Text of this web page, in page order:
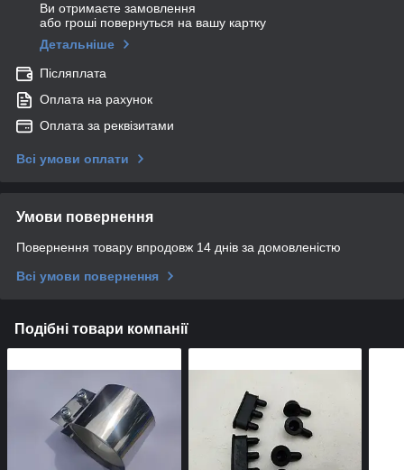
Ви отримаєте замовлення
або гроші повернуться на вашу картку
Детальніше
Післяплата
Оплата на рахунок
Оплата за реквізитами
Всі умови оплати
Умови повернення
Повернення товару впродовж 14 днів за домовленістю
Всі умови повернення
Подібні товари компанії